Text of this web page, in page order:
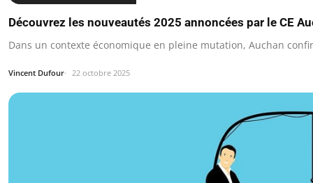
Découvrez les nouveautés 2025 annoncées par le CE
Dans un contexte économique en pleine mutation, Auchan
Vincent Dufour 22 octobre 2025